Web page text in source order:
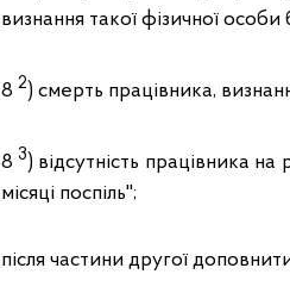
визнання такої фізичної
8 2 ) смерть працівника,
8 3 ) відсутність працівника
місяці поспіль";
після частини другої